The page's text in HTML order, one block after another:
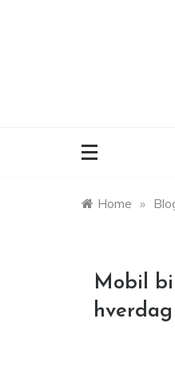
Home »
Mobil
hverdag